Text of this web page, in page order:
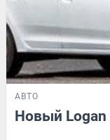
АВТО
Новый Logan